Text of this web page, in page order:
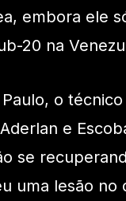
embora ele
20 na
o
e
se
uma lesão